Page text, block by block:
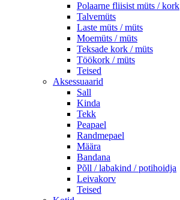
Polaarne fliisist müts / kork
Talvemüts
Laste müts / müts
Moemüts / müts
Teksade kork / müts
Töökork / müts
Teised
Aksessuaarid
Sall
Kinda
Tekk
Peapael
Randmepael
Määra
Bandana
Põll / labakind / potihoidja
Leivakorv
Teised